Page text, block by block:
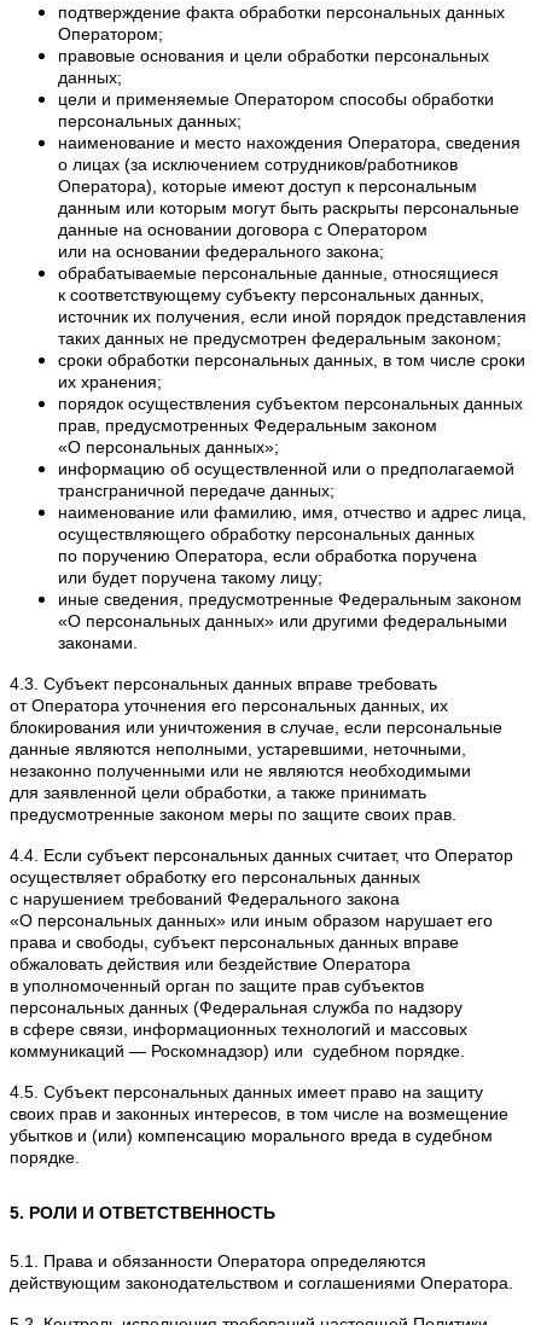
подтверждение факта обработки персональных данных
Оператором;
правовые основания и цели обработки персональных
данных;
цели и применяемые Оператором способы обработки
персональных данных;
наименование и место нахождения Оператора, сведения
о лицах (за исключением сотрудников/работников
Оператора), которые имеют доступ к персональным
данным или которым могут быть раскрыты персональные
данные на основании договора с Оператором
или на основании федерального закона;
обрабатываемые персональные данные, относящиеся
к соответствующему субъекту персональных данных,
источник их получения, если иной порядок представления
таких данных не предусмотрен федеральным законом;
сроки обработки персональных данных, в том числе сроки
их хранения;
порядок осуществления субъектом персональных данных
прав, предусмотренных Федеральным законом
«О персональных данных»;
информацию об осуществленной или о предполагаемой
трансграничной передаче данных;
наименование или фамилию, имя, отчество и адрес лица,
осуществляющего обработку персональных данных
по поручению Оператора, если обработка поручена
или будет поручена такому лицу;
иные сведения, предусмотренные Федеральным законом
«О персональных данных» или другими федеральными
законами.
4.3. Субъект персональных данных вправе требовать
от Оператора уточнения его персональных данных, их
блокирования или уничтожения в случае, если персональные
данные являются неполными, устаревшими, неточными,
незаконно полученными или не являются необходимыми
для заявленной цели обработки, а также принимать
предусмотренные законом меры по защите своих прав.
4.4. Если субъект персональных данных считает, что Оператор
осуществляет обработку его персональных данных
с нарушением требований Федерального закона
«О персональных данных» или иным образом нарушает его
права и свободы, субъект персональных данных вправе
обжаловать действия или бездействие Оператора
в уполномоченный орган по защите прав субъектов
персональных данных (Федеральная служба по надзору
в сфере связи, информационных технологий и массовых
коммуникаций — Роскомнадзор) или судебном порядке.
4.5. Субъект персональных данных имеет право на защиту
своих прав и законных интересов, в том числе на возмещение
убытков и (или) компенсацию морального вреда в судебном
порядке.
5. РОЛИ И ОТВЕТСТВЕННОСТЬ
5.1. Права и обязанности Оператора определяются
действующим законодательством и соглашениями Оператора.